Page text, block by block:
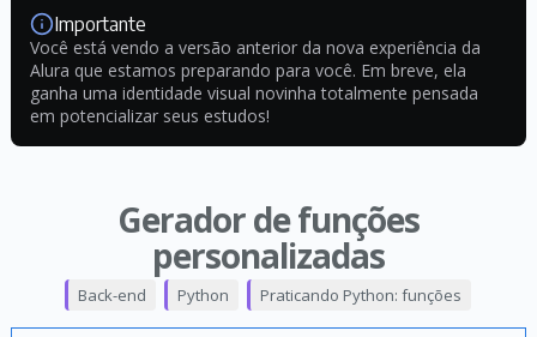
Importante
Você está vendo a versão anterior da nova experiência da
Alura que estamos preparando para você. Em breve, ela
ganha uma identidade visual novinha totalmente pensada
em potencializar seus estudos!
Gerador de funções
personalizadas
Back-end Python Praticando Python: funções